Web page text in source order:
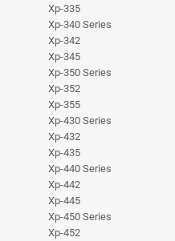
Xp-335
Xp-340 Series
Xp-342
Xp-345
Xp-350 Series
Xp-352
Xp-355
Xp-430 Series
Xp-432
Xp-435
Xp-440 Series
Xp-442
Xp-445
Xp-450 Series
Xp-452